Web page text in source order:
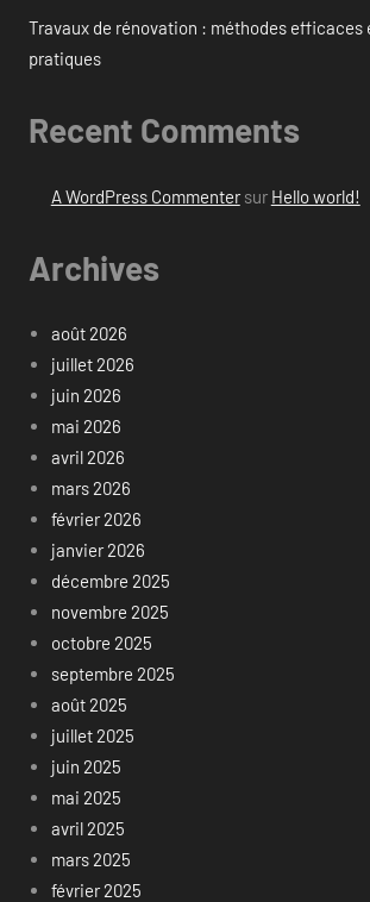
Travaux de rénovation : méthodes efficaces
pratiques
Recent Comments
A WordPress Commentersur Hello world!
Archives
août 2026
juillet 2026
juin 2026
mai 2026
avril 2026
mars 2026
février 2026
janvier 2026
décembre 2025
novembre 2025
octobre 2025
septembre 2025
août 2025
juillet 2025
juin 2025
mai 2025
avril 2025
mars 2025
février 2025